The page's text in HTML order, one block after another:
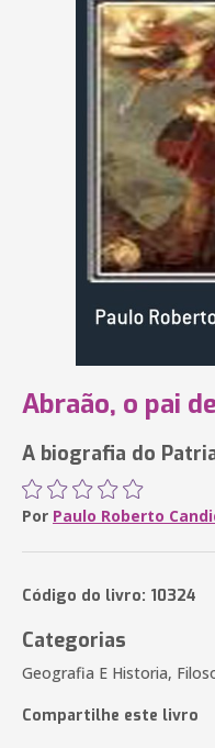
Abraão, o pai
A biografia do
Por Paulo Roberto
Código do livro: 10324
Categorias
Geografia E Historia,
Compartilhe este livro